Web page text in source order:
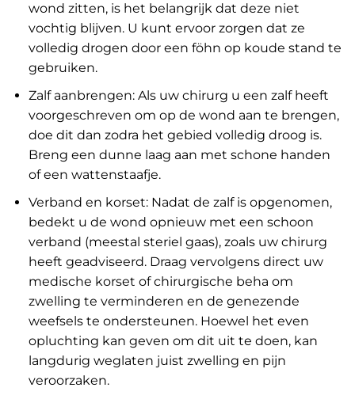
wond zitten, is het belangrijk dat deze niet
vochtig blijven. U kunt ervoor zorgen dat ze
volledig drogen door een föhn op koude stand te
gebruiken.
Zalf aanbrengen: Als uw chirurg u een zalf heeft
voorgeschreven om op de wond aan te brengen,
doe dit dan zodra het gebied volledig droog is.
Breng een dunne laag aan met schone handen
of een wattenstaafje.
Verband en korset: Nadat de zalf is opgenomen,
bedekt u de wond opnieuw met een schoon
verband (meestal steriel gaas), zoals uw chirurg
heeft geadviseerd. Draag vervolgens direct uw
medische korset of chirurgische beha om
zwelling te verminderen en de genezende
weefsels te ondersteunen. Hoewel het even
opluchting kan geven om dit uit te doen, kan
langdurig weglaten juist zwelling en pijn
veroorzaken.